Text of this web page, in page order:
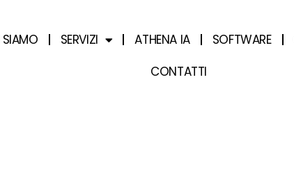
SERVIZI ATHENA IA SOFTWARE
CONTATTI